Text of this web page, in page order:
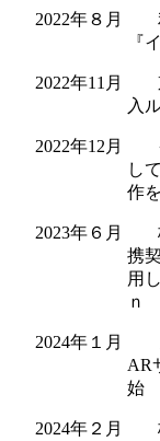
2022年８月
『
2022年11月
入
2022年12月
し
作
2023年６月
携
用
ｎ
2024年１月
AR
始
2024年２月